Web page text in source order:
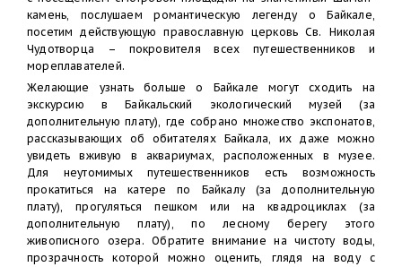
камень, послушаем романтическую легенду о Байкале,
посетим действующую православную церковь Св. Николая
Чудотворца – покровителя всех путешественников и
мореплавателей.
Желающие узнать больше о Байкале могут сходить на
экскурсию в Байкальский экологический музей (за
дополнительную плату), где собрано множество экспонатов,
рассказывающих об обитателях Байкала, их даже можно
увидеть вживую в аквариумах, расположенных в музее.
Для неутомимых путешественников есть возможность
прокатиться на катере по Байкалу (за дополнительную
плату), прогуляться пешком или на квадроциклах (за
дополнительную плату), по лесному берегу этого
живописного озера. Обратите внимание на чистоту воды,
прозрачность которой можно оценить, глядя на воду с